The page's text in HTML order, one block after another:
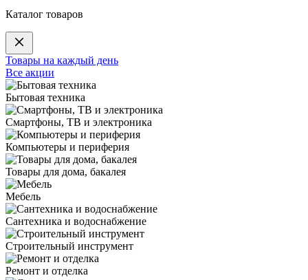
Каталог товаров
Товары на каждый день
Все акции
Бытовая техника
Смартфоны, ТВ и электроника
Компьютеры и периферия
Товары для дома, бакалея
Мебель
Сантехника и водоснабжение
Строительный инструмент
Ремонт и отделка